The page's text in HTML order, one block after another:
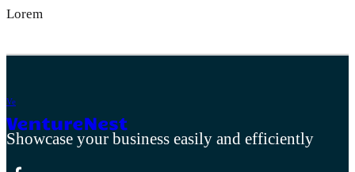
Lorem
Ve
Showcase your business easily and efficiently